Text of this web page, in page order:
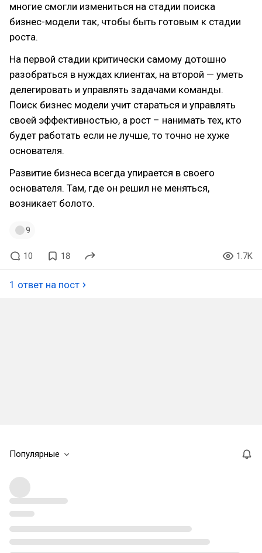
многие смогли измениться на стадии поиска
бизнес-модели так, чтобы быть готовым к стадии
роста.
На первой стадии критически самому дотошно
разобраться в нуждах клиентах, на второй — уметь
делегировать и управлять задачами команды.
Поиск бизнес модели учит стараться и управлять
своей эффективностью, а рост – нанимать тех, кто
будет работать если не лучше, то точно не хуже
основателя.
Развитие бизнеса всегда упирается в своего
основателя. Там, где он решил не меняться,
возникает болото.
9
10 18 1.7K
1 ответ на пост
Популярные